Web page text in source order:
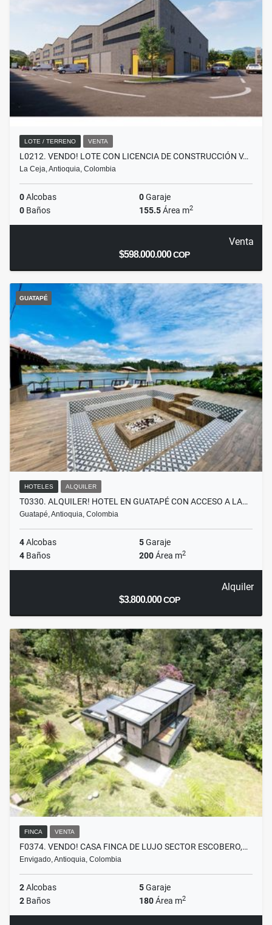
LOTE / TERRENO VENTA
L0212. VENDO! LOTE CON LICENCIA DE CONSTRUCCIÓN V…
La Ceja, Antioquia, Colombia
0Alcobas 0Garaje
0 Baños 155.5Área m2
Venta
$598.000.000COP
GUATAPÉ
HOTELES ALQUILER
T0330. ALQUILER! HOTEL EN GUATAPÉ CON ACCESO A LA…
Guatapé, Antioquia, Colombia
4Alcobas 5Garaje
4 Baños 200Área m2
Alquiler
$3.800.000COP
FINCA VENTA
F0374. VENDO! CASA FINCA DE LUJO SECTOR ESCOBERO,…
Envigado, Antioquia, Colombia
2Alcobas 5Garaje
2 Baños 180Área m2